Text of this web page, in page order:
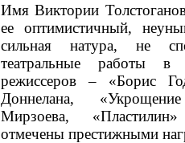
Имя Виктории
ее оптимистичный,
сильная натура, не
театральные работы в
режиссеров – «Борис
Доннелана,
Мирзоева,
отмечены престижными